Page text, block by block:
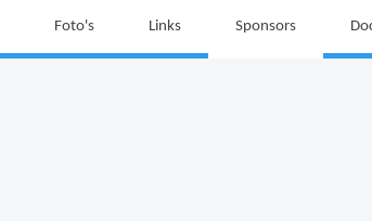
Foto's Links Sponsors